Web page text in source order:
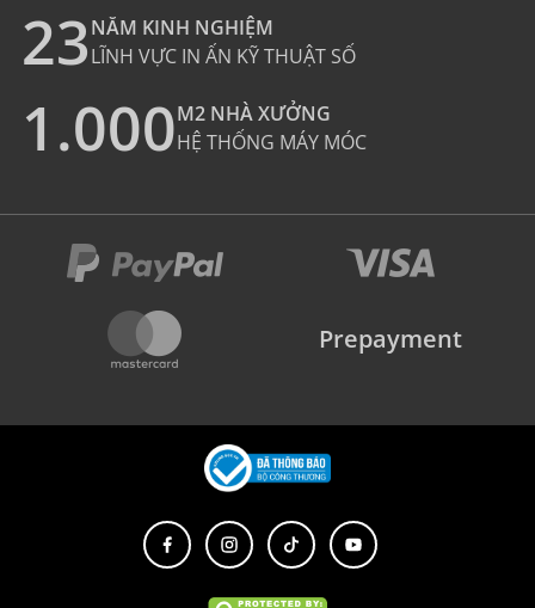
23NĂM KINH NGHIỆM
LĨNH VỰC IN ẤN KỸ THUẬT SỐ
1.000M2 NHÀ XƯỞNG
HỆ THỐNG MÁY MÓC
Prepayment